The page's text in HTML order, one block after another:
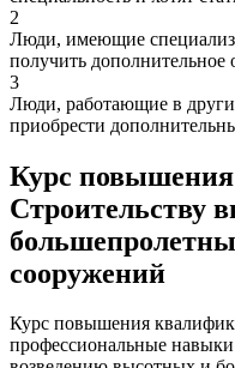
2
Люди, имеющие
получить дополнительное
3
Люди, работающие в
приобрести
Курс
Строительству
сооружений
Курс повышения
профессиональные